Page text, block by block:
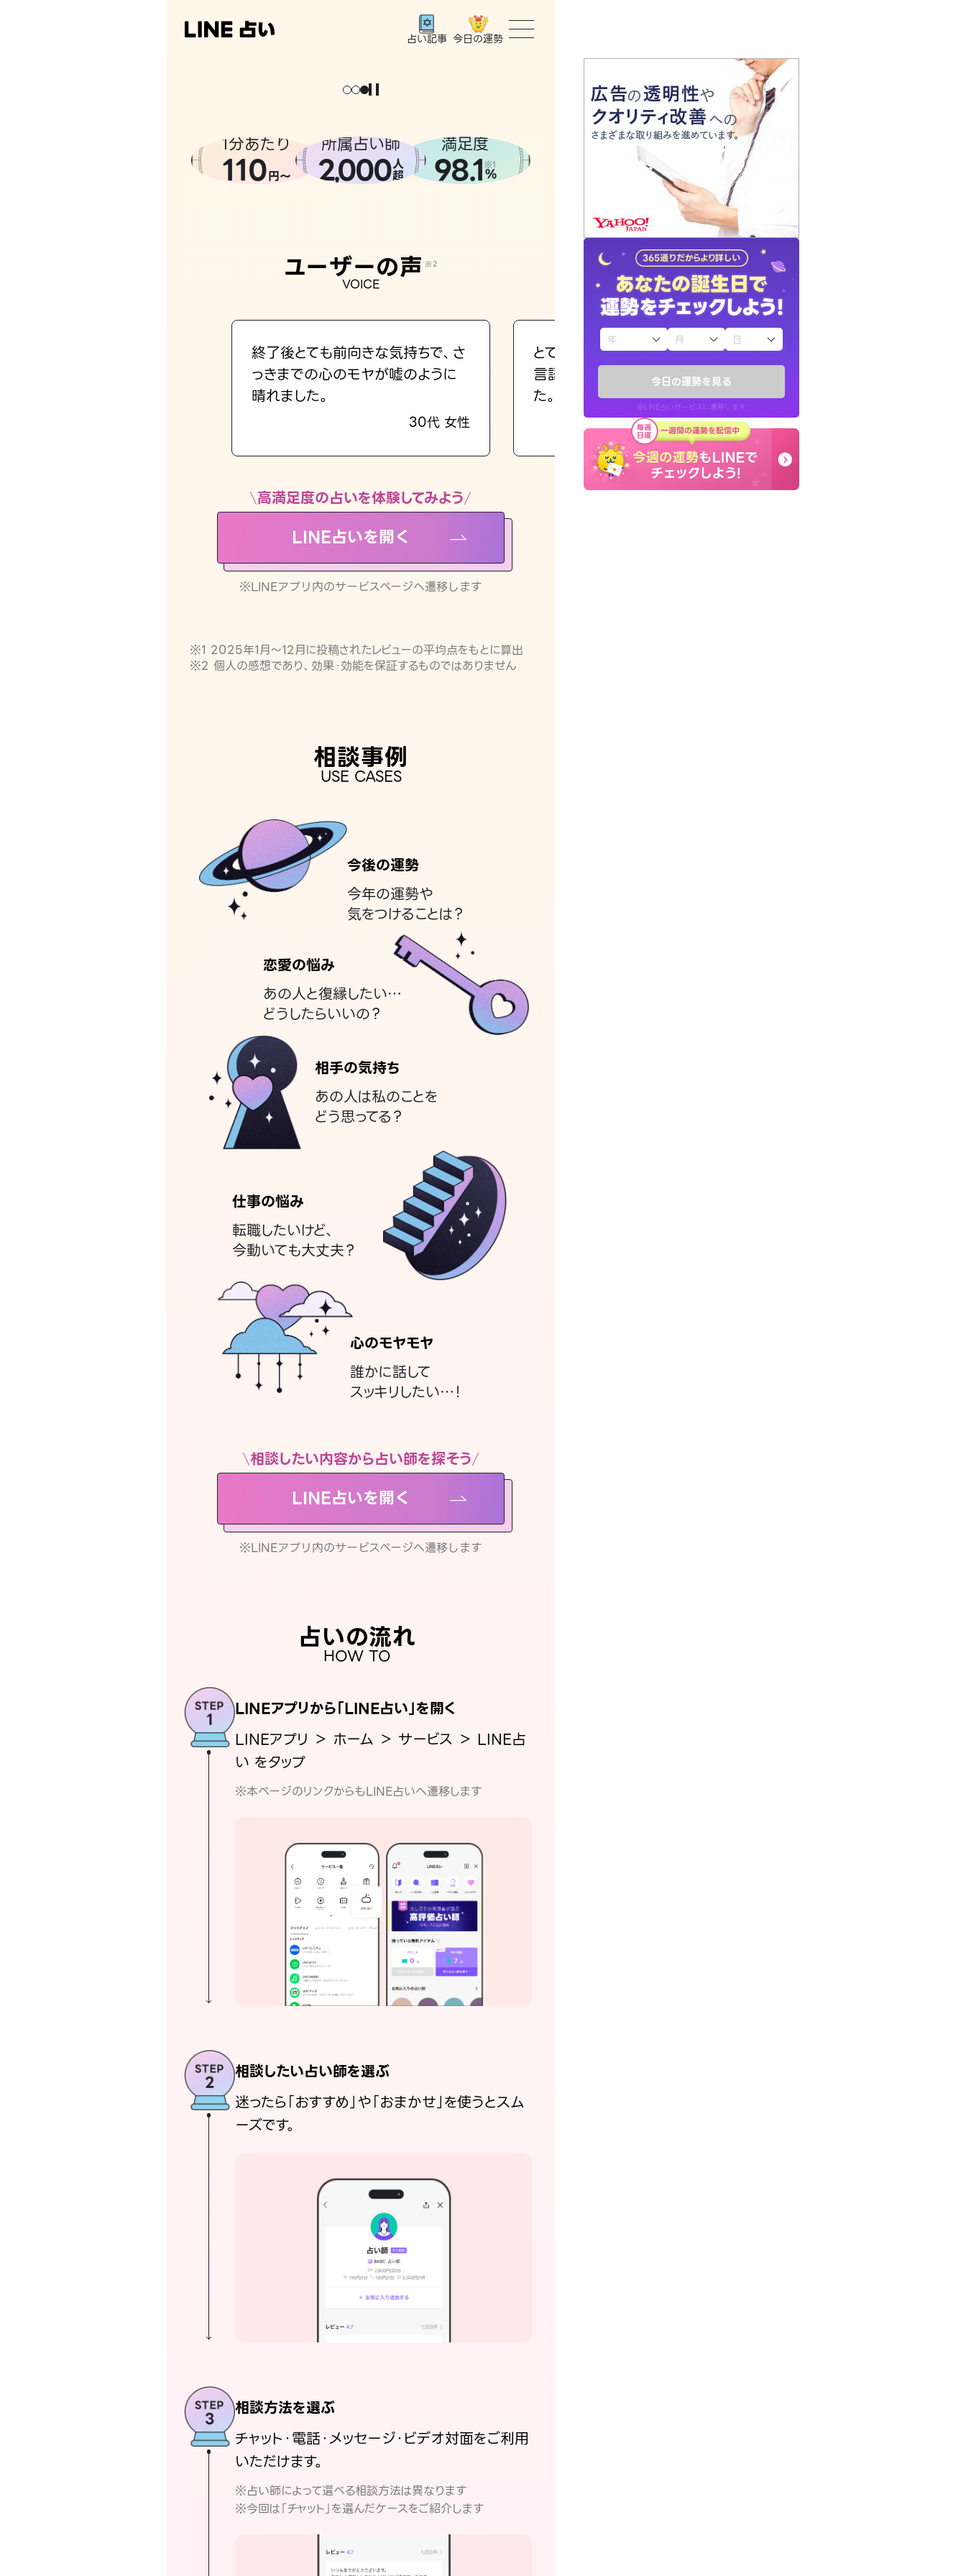
今日の運勢を見る
※LINE占いサービスに遷移します
占い記事 今日の運勢
トップ
ユーザーの声
占いの流れ
おすすめの占い師
よくある質問
えもじの子（占）12星座占い
お知らせ
。
1分あたり
110円〜
所属占い師
2,000人
超
満足度
98.1 ※1
%
ユーザーの声 ※2
VOICE
終了後とても前向きな気持ちで、さ
っきまでの心のモヤが嘘のように
晴れました。
30代 女性
とても的確で感じていた違和感を
言語化してくれたので腑に落ちまし
た。
30代 女性
高満足度の占いを体験してみよう
LINE占いを開く
※LINEアプリ内のサービスページへ遷移します
※1 2025年1月〜12月に投稿されたレビューの平均点をもとに算出
※2 個人の感想であり、効果・効能を保証するものではありません
相談事例
USE CASES
今後の運勢
今年の運勢や
気をつけることは？
恋愛の悩み
あの人と復縁したい…
どうしたらいいの？
相手の気持ち
あの人は私のことを
どう思ってる？
仕事の悩み
転職したいけど、
今動いても大丈夫？
心のモヤモヤ
誰かに話して
スッキリしたい…！
相談したい内容から占い師を探そう
LINE占いを開く
※LINEアプリ内のサービスページへ遷移します
占いの流れ
HOW TO
LINEアプリから「LINE占い」を開く
LINEアプリ ＞ ホーム ＞ サービス ＞ LINE占
い をタップ
※本ページのリンクからもLINE占いへ遷移します
相談したい占い師を選ぶ
迷ったら「おすすめ」や「おまかせ」を使うとスム
ーズです。
相談方法を選ぶ
チャット・電話・メッセージ・ビデオ対面をご利用
いただけます。
※占い師によって選べる相談方法は異なります
※今回は「チャット」を選んだケースをご紹介します